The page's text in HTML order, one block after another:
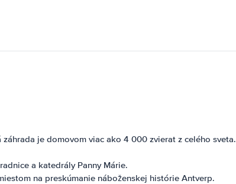
je domovom viac ako 4 000 zvierat z celého sveta.
a katedrály Panny Márie.
na preskúmanie náboženskej histórie Antverp.